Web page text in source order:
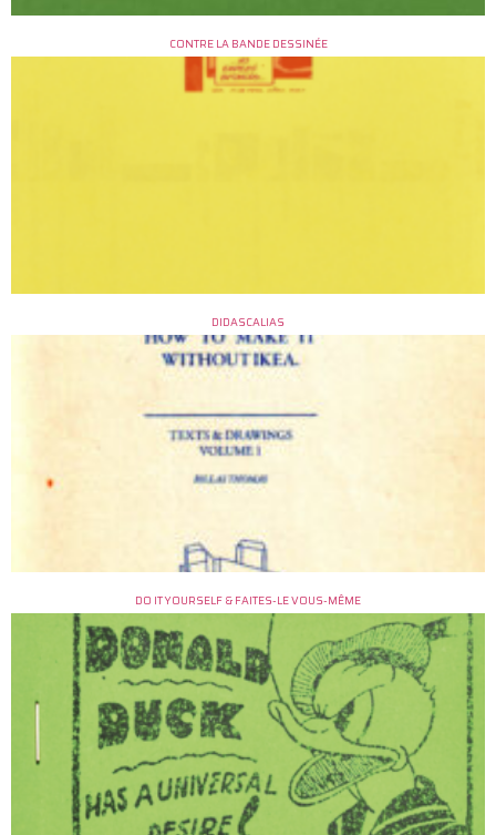
CONTRE LA BANDE DESSINÉE
DIDASCALIAS
DO IT YOURSELF & FAITES-LE VOUS-MÊME